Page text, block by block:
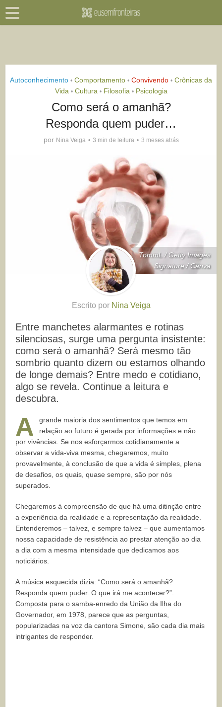
Autoconhecimento • Comportamento • Convivendo • Crônicas da
Vida • Cultura • Filosofia • Psicologia
Como será o amanhã?
Responda quem puder…
por Nina Veiga 3 min de leitura 3 meses atrás
TommL / Getty Images
Signature / Canva
Escrito por Nina Veiga
Entre manchetes alarmantes e rotinas
silenciosas, surge uma pergunta insistente:
como será o amanhã? Será mesmo tão
sombrio quanto dizem ou estamos olhando
de longe demais? Entre medo e cotidiano,
algo se revela. Continue a leitura e
descubra.
A
grande maioria dos sentimentos que temos em
relação ao futuro é gerada por informações e não
por vivências. Se nos esforçarmos cotidianamente a
observar a vida-viva mesma, chegaremos, muito
provavelmente, à conclusão de que a vida é simples, plena
de desafios, os quais, quase sempre, são por nós
superados.
Chegaremos à compreensão de que há uma ditinção entre
a experiência da realidade e a representação da realidade.
Entenderemos – talvez, e sempre talvez – que aumentamos
nossa capacidade de resistência ao prestar atenção ao dia
a dia com a mesma intensidade que dedicamos aos
noticiários.
A música esquecida dizia: “Como será o amanhã?
Responda quem puder. O que irá me acontecer?”.
Composta para o samba-enredo da União da Ilha do
Governador, em 1978, parece que as perguntas,
popularizadas na voz da cantora Simone, são cada dia mais
intrigantes de responder.